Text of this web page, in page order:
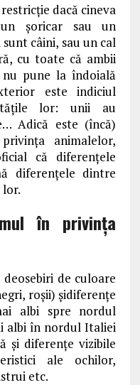
dacă cineva
șoricar sau un
câini, sau un cal
cu toate că ambii
pune la îndoială
este indiciul
lor: unii au
Adică este (încă)
animalelor,
că diferențele
diferențele dintre
în privința
de culoare
roșii) șidiferențe
albi spre nordul
albi în nordul Italiei
și diferențe vizibile
ale ochilor,
etc.